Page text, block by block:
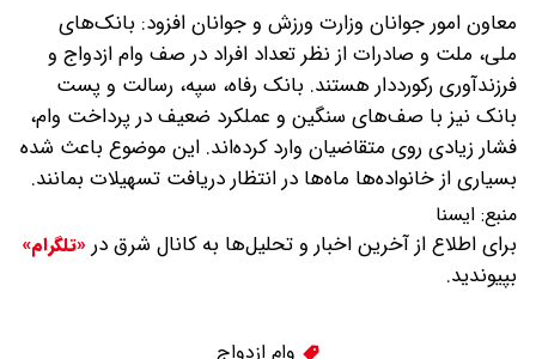
معاون امور جوانان وزارت ورزش و جوانان افزود: بانک‌های
ملی، ملت و صادرات از نظر تعداد افراد در صف وام ازدواج و
فرزندآوری رکورددار هستند. بانک رفاه، سپه، رسالت و پست
بانک نیز با صف‌های سنگین و عملکرد ضعیف در پرداخت وام،
فشار زیادی روی متقاضیان وارد کرده‌اند. این موضوع باعث شده
بسیاری از خانواده‌ها ماه‌ها در انتظار دریافت تسهیلات بمانند.
منبع: ايسنا
برای اطلاع از آخرین اخبار و تحلیل‌ها به کانال شرق در «تلگرام»
بپیوندید.
وام ازدواج